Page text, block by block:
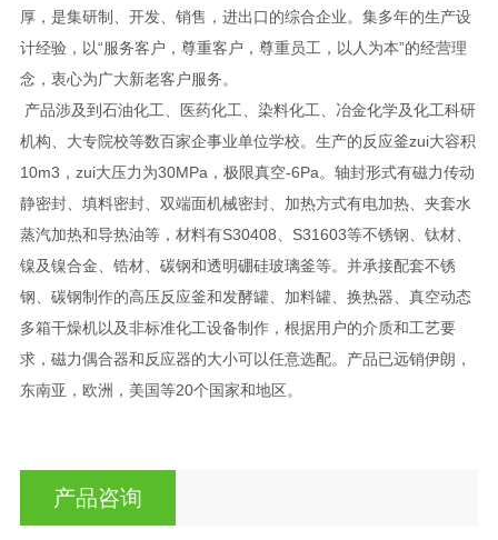
厚，是集研制、开发、销售，进出口的综合企业。集多年的生产设
计经验，以“服务客户，尊重客户，尊重员工，以人为本”的经营理
念，衷心为广大新老客户服务。
产品涉及到石油化工、医药化工、染料化工、冶金化学及化工科研
机构、大专院校等数百家企事业单位学校。生产的反应釜zui大容积
10m3，zui大压力为30MPa，极限真空-6Pa。轴封形式有磁力传动
静密封、填料密封、双端面机械密封、加热方式有电加热、夹套水
蒸汽加热和导热油等，材料有S30408、S31603等不锈钢、钛材、
镍及镍合金、锆材、碳钢和透明硼硅玻璃釜等。并承接配套不锈
钢、碳钢制作的高压反应釜和发酵罐、加料罐、换热器、真空动态
多箱干燥机以及非标准化工设备制作，根据用户的介质和工艺要
求，磁力偶合器和反应器的大小可以任意选配。产品已远销伊朗，
东南亚，欧洲，美国等20个国家和地区。
产品咨询